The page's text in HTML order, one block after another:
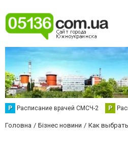
Р Расписание врачей СМСЧ-2 Р
Головна Бізнес новини Как